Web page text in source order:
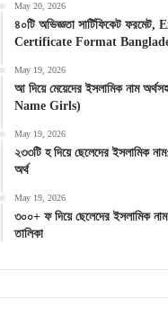
May 20, 2026
৪০টি অভিজ্ঞতা সার্টিফিকেট
Certificate Format
May 19, 2026
আ দিয়ে মেয়েদের ইসলামিক নাম
Name Girls)
May 19, 2026
২৩৩টি হ দিয়ে ছেলেদের ইসলামিক
অর্থ
May 19, 2026
৩০০+ ফ দিয়ে ছেলেদের ইসলামিক
তালিকা